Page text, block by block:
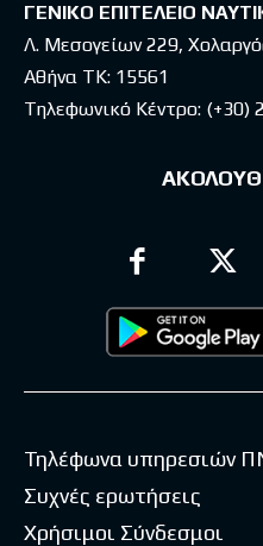
ΓΕΝΙΚΟ ΕΠΙΤΕΛΕΙΟ
Λ. Μεσογείων 229,
Αθήνα ΤΚ: 15561
Τηλεφωνικό Κέντρο: (+30)
Τηλέφωνα υπηρεσιών
Συχνές ερωτήσεις
Χρήσιμοι Σύνδεσμοι